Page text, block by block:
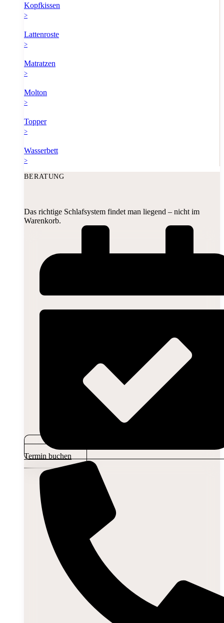
Kopfkissen
>
Lattenroste
>
Matratzen
>
Molton
>
Topper
>
Wasserbett
>
BERATUNG
Das richtige Schlafsystem findet man liegend – nicht im
Warenkorb.
Termin buchen